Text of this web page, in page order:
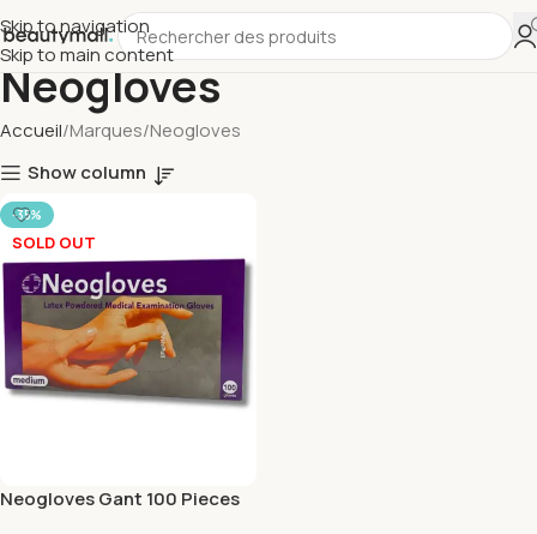
Skip to navigation
Skip to main content
Neogloves
Accueil Marques Neogloves
Show column
-35%
SOLD OUT
Neogloves Gant 100 Pieces